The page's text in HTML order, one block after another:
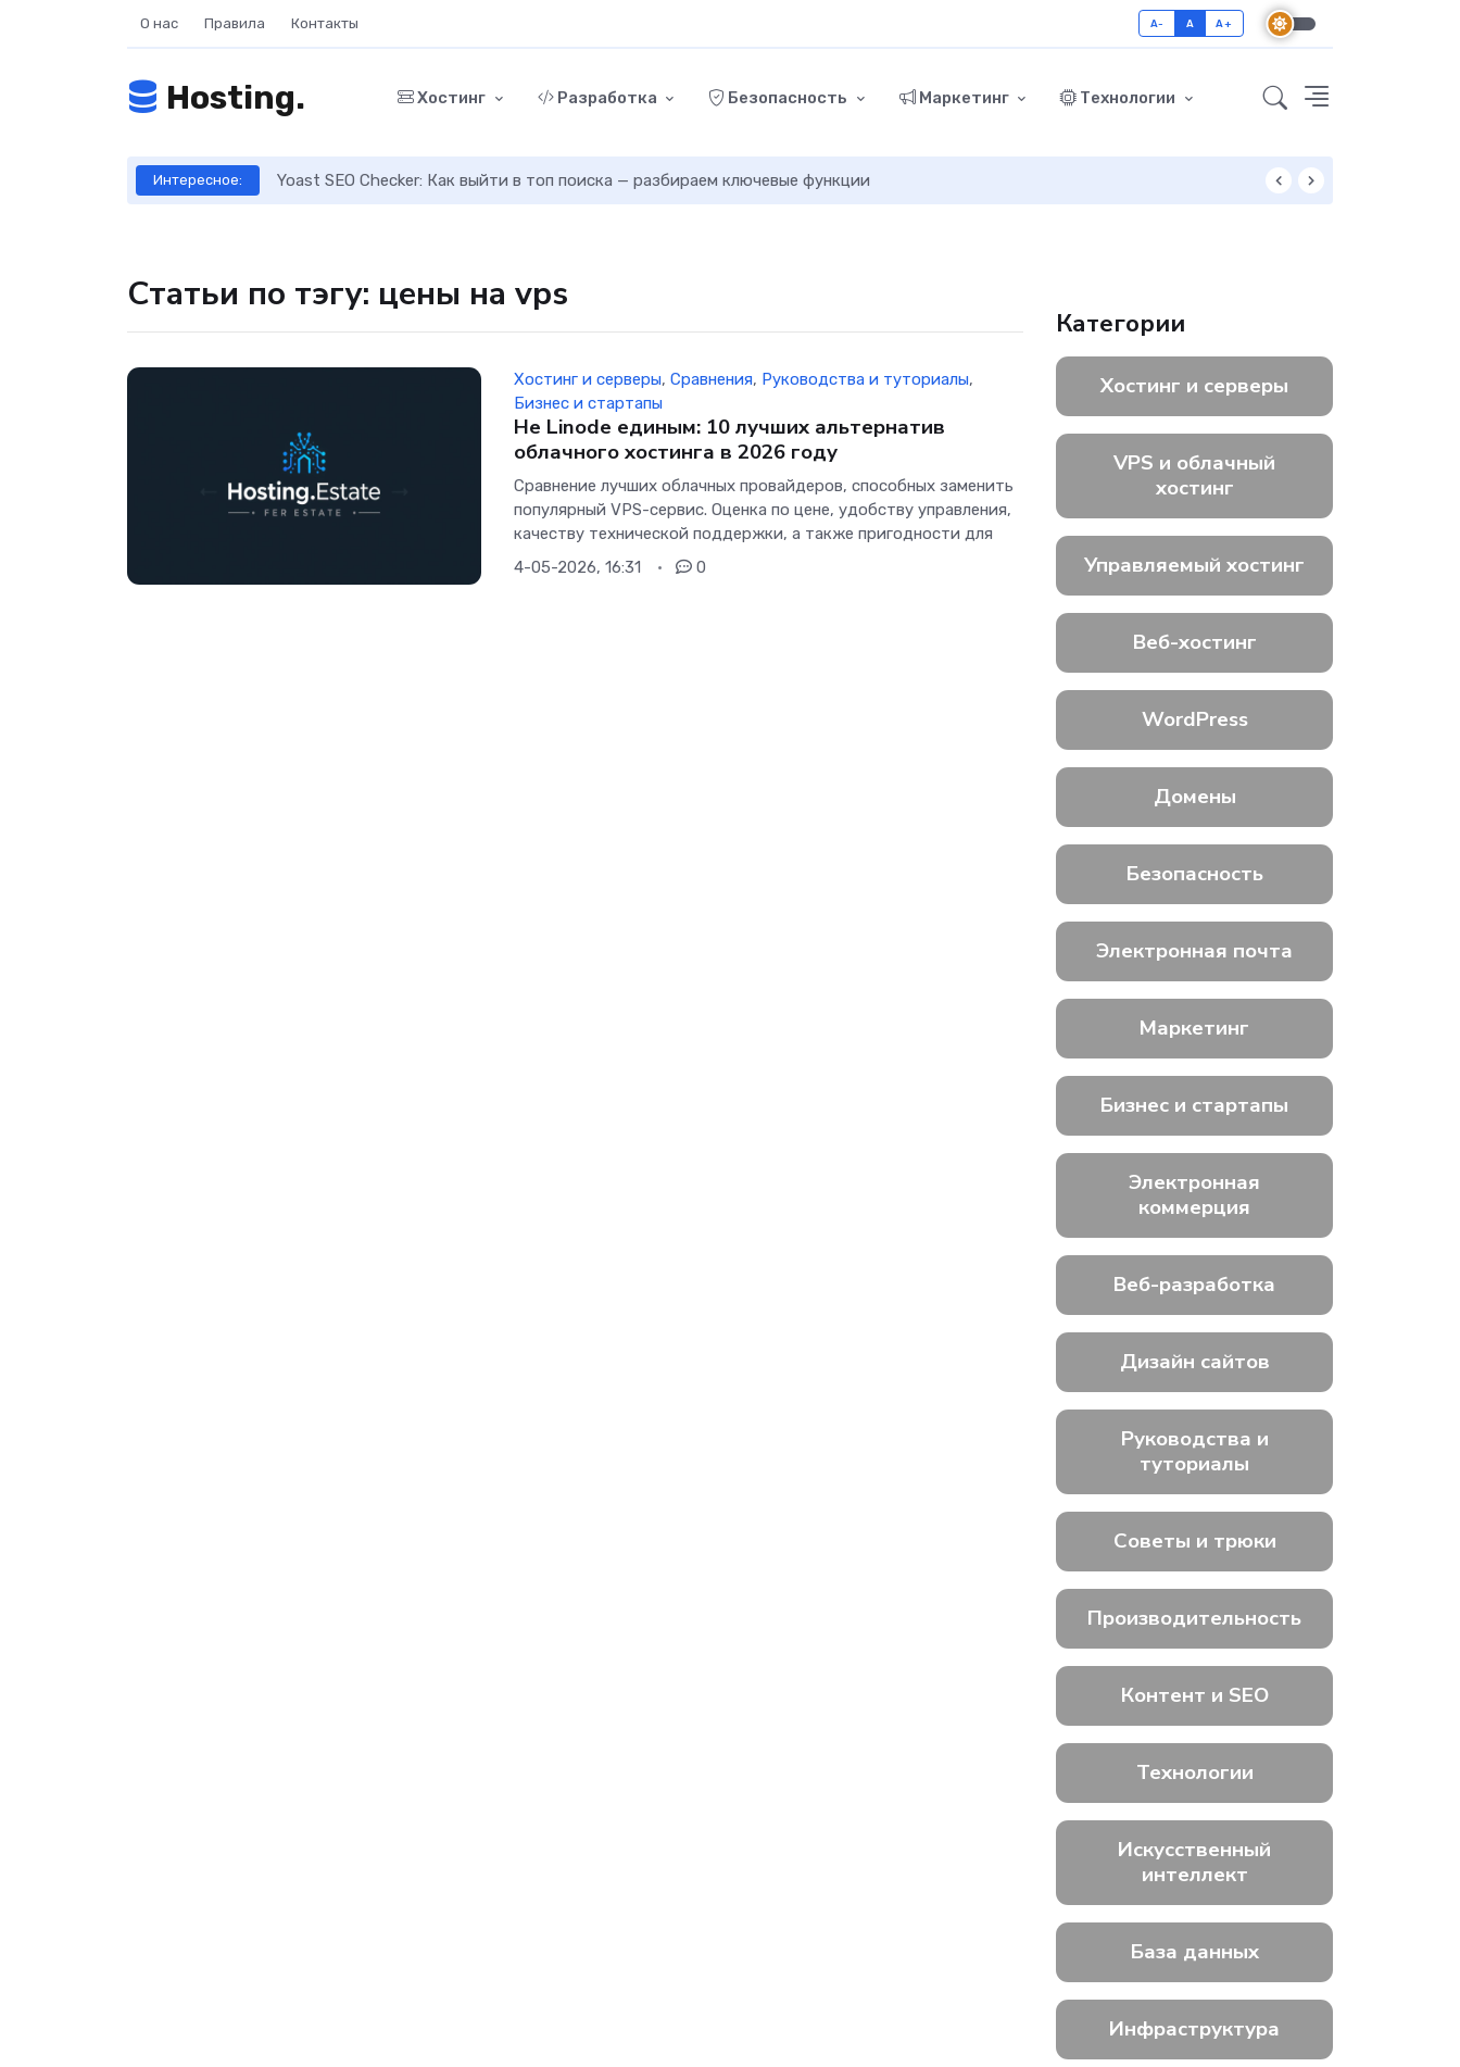
О нас Правила Контакты A- A A+
Hosting. Хостинг Разработка Безопасность Маркетинг Технологии
Интересное: Yoast SEO Checker: Как выйти в топ поиска — разбираем ключевые функции
Статьи по тэгу: цены на vps
Хостинг и серверы,Сравнения, Руководства и туториалы,
Бизнес и стартапы
Не Linode единым: 10 лучших альтернатив
облачного хостинга в 2026 году
Сравнение лучших облачных провайдеров, способных заменить
популярный VPS-сервис. Оценка по цене, удобству управления,
качеству технической поддержки, а также пригодности для
4-05-2026, 16:31
0
Категории
Хостинг и серверы
VPS и облачный
хостинг
Управляемый хостинг
Веб-хостинг
WordPress
Домены
Безопасность
Электронная почта
Маркетинг
Бизнес и стартапы
Электронная
коммерция
Веб-разработка
Дизайн сайтов
Руководства и
туториалы
Советы и трюки
Производительность
Контент и SEO
Технологии
Искусственный
интеллект
База данных
Инфраструктура